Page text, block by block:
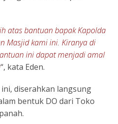
atas bantuan bapak Kapolda
Masjid kami ini. Kiranya di
ini dapat menjadi amal
“, kata Eden.
diserahkan langsung
bentuk DO dari Toko